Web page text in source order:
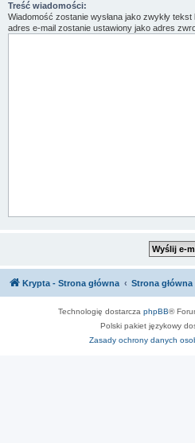
Treść wiadomości:
Wiadomość zostanie wysłana jako zwykły
adres e-mail zostanie ustawiony jako adres
Krypta - Strona główna Strona główna
Technologię dostarcza phpBB®
Polski pakiet językowy
Zasady ochrony danych